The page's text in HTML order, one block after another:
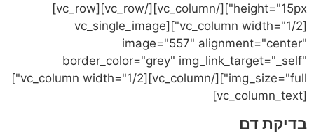
height="15px"][/vc_column][/vc_row][vc_row]
[vc_column width="1/2"][vc_single_image
image="557" alignment="center"
border_color="grey" img_link_target="_self"
img_size="full"][/vc_column][vc_column width="1/2"]
[vc_column_text]
בדיקת דם